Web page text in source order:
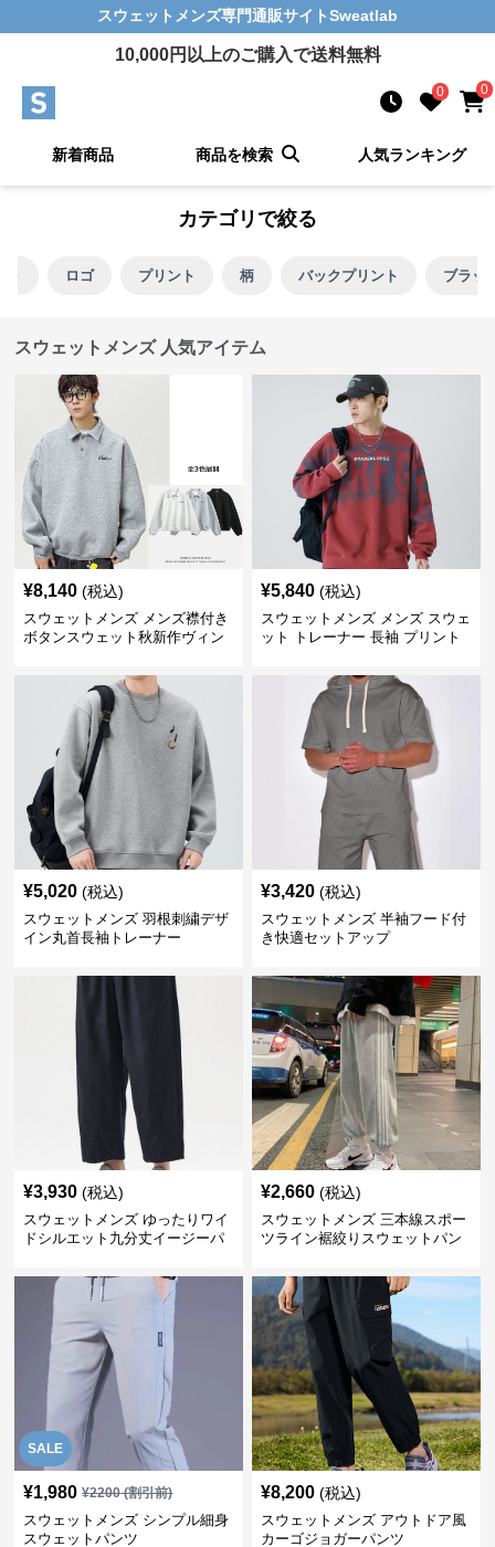
スウェットメンズ専門通販サイトSweatlab
10,000円以上のご購入で送料無料
0 0
新着商品 商品を検索 人気ランキング
カテゴリで絞る
ト ロゴ プリント 柄 バックプリント ブラッ
スウェットメンズ 人気アイテム
¥8,140 (税込)
スウェットメンズ メンズ襟付き
ボタンスウェット秋新作ヴィン
¥5,840 (税込)
スウェットメンズ メンズ スウェ
ット トレーナー 長袖 プリント
¥5,020 (税込)
スウェットメンズ 羽根刺繍デザ
イン丸首長袖トレーナー
¥3,420 (税込)
スウェットメンズ 半袖フード付
き快適セットアップ
¥3,930 (税込)
スウェットメンズ ゆったりワイ
ドシルエット九分丈イージーパ
¥2,660 (税込)
スウェットメンズ 三本線スポー
ツライン裾絞りスウェットパン
SALE
¥1,980 ¥2200(割引前)
スウェットメンズ シンプル細身
スウェットパンツ
¥8,200 (税込)
スウェットメンズ アウトドア風
カーゴジョガーパンツ